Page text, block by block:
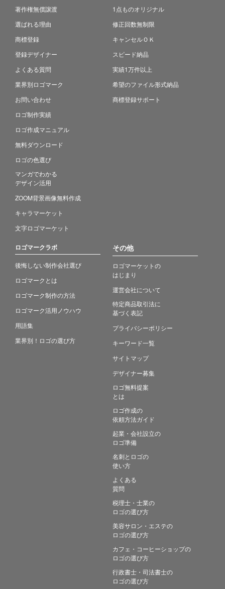
著作権無償譲渡
選ばれる理由
商標登録
登録デザイナー
よくある質問
業界別ロゴマーク
お問い合わせ
ロゴ制作実績
ロゴ作成マニュアル
無料ダウンロード
ロゴの色選び
マンガでわかる
デザイン活用
ZOOM背景画像無料作成
キャラマーケット
文字ロゴマーケット
1点ものオリジナル
修正回数無制限
キャンセルＯＫ
スピード納品
実績1万件以上
希望のファイル形式納品
商標登録サポート
ロゴマークラボ
後悔しない制作会社選び
ロゴマークとは
ロゴマーク制作の方法
ロゴマーク活用ノウハウ
用語集
業界別！ロゴの選び方
その他
ロゴマーケットの
はじまり
運営会社について
特定商品取引法に
基づく表記
プライバシーポリシー
キーワード一覧
サイトマップ
デザイナー募集
ロゴ無料提案
とは
ロゴ作成の
依頼方法ガイド
起業・会社設立の
ロゴ準備
名刺とロゴの
使い方
よくある
質問
税理士・士業の
ロゴの選び方
美容サロン・エステの
ロゴの選び方
カフェ・コーヒーショップの
ロゴの選び方
行政書士・司法書士の
ロゴの選び方